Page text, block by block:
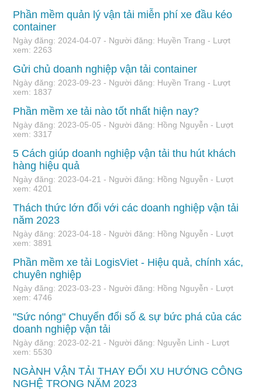
Phần mềm quản lý vận tải miễn phí xe đầu kéo
container
Ngày đăng: 2024-04-07 - Người đăng: Huyền Trang - Lượt
xem: 2263
Gửi chủ doanh nghiệp vận tải container
Ngày đăng: 2023-09-23 - Người đăng: Huyền Trang - Lượt
xem: 1837
Phần mềm xe tải nào tốt nhất hiện nay?
Ngày đăng: 2023-05-05 - Người đăng: Hồng Nguyễn - Lượt
xem: 3317
5 Cách giúp doanh nghiệp vận tải thu hút khách
hàng hiệu quả
Ngày đăng: 2023-04-21 - Người đăng: Hồng Nguyễn - Lượt
xem: 4201
Thách thức lớn đối với các doanh nghiệp vận tải
năm 2023
Ngày đăng: 2023-04-18 - Người đăng: Hồng Nguyễn - Lượt
xem: 3891
Phần mềm xe tải LogisViet - Hiệu quả, chính xác,
chuyên nghiệp
Ngày đăng: 2023-03-23 - Người đăng: Hồng Nguyễn - Lượt
xem: 4746
"Sức nóng" Chuyển đổi số & sự bức phá của các
doanh nghiệp vận tải
Ngày đăng: 2023-02-21 - Người đăng: Nguyễn Linh - Lượt
xem: 5530
NGÀNH VẬN TẢI THAY ĐỔI XU HƯỚNG CÔNG
NGHỆ TRONG NĂM 2023